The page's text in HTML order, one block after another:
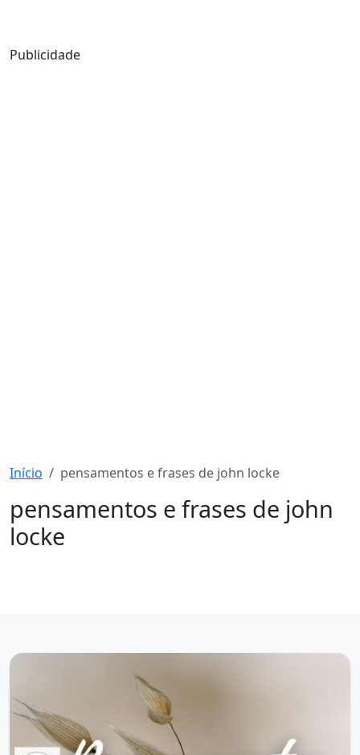
Publicidade
Início pensamentos e frases de john locke
pensamentos e frases de john
locke